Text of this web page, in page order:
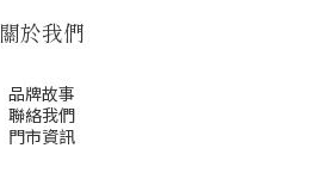
關於我們
品牌故事
聯絡我們
門市資訊